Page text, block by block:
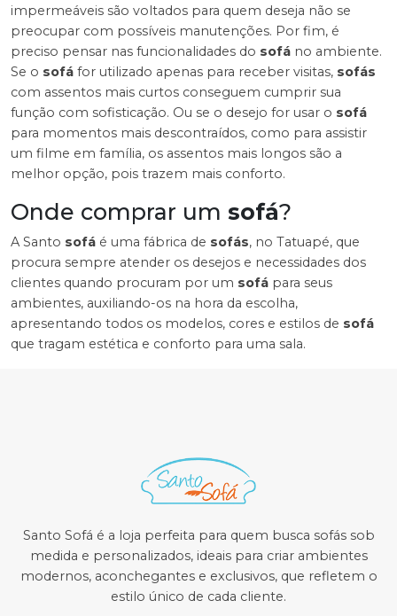
impermeáveis são voltados para quem deseja não se
preocupar com possíveis manutenções. Por fim, é
preciso pensar nas funcionalidades do sofá no ambiente.
Se o sofá for utilizado apenas para receber visitas, sofás
com assentos mais curtos conseguem cumprir sua
função com sofisticação. Ou se o desejo for usar o sofá
para momentos mais descontraídos, como para assistir
um filme em família, os assentos mais longos são a
melhor opção, pois trazem mais conforto.
Onde comprar um sofá?
A Santo sofá é uma fábrica de sofás, no Tatuapé, que
procura sempre atender os desejos e necessidades dos
clientes quando procuram por um sofá para seus
ambientes, auxiliando-os na hora da escolha,
apresentando todos os modelos, cores e estilos de sofá
que tragam estética e conforto para uma sala.
Santo Sofá é a loja perfeita para quem busca sofás sob
medida e personalizados, ideais para criar ambientes
modernos, aconchegantes e exclusivos, que refletem o
estilo único de cada cliente.